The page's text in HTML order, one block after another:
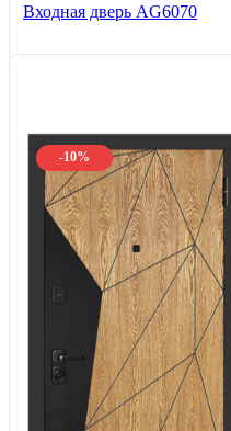
Входная дверь AG6070
-10%